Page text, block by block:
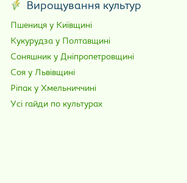
Вирощування культур
Пшениця у Київщині
Кукурудза у Полтавщині
Соняшник у Дніпропетровщині
Соя у Львівщині
Ріпак у Хмельниччині
Усі гайди по культурах